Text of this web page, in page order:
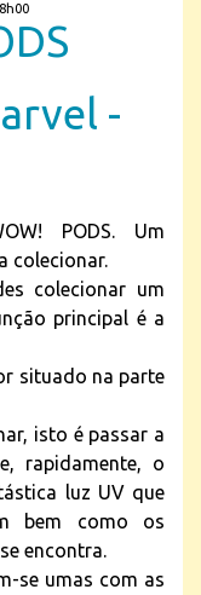
-
PODS. Um
colecionar.
colecionar um
principal é a
situado na parte
isto é passar a
rapidamente, o
luz UV que
bem como os
encontra.
se umas com as